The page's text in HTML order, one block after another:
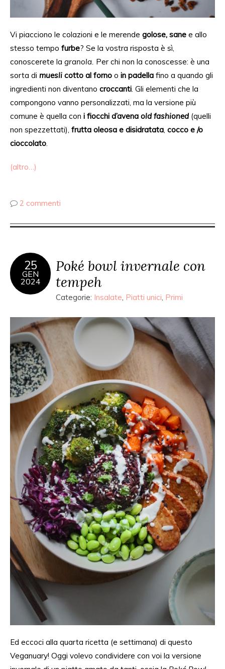
Vi piacciono le colazioni e le merende golose, sane e allo
stesso tempo furbe? Se la vostra risposta è sì,
conoscerete la granola. Per chi non la conoscesse: è una
sorta di muesli cotto al forno o in padella fino a quando gli
ingredienti non diventano croccanti. Gli elementi che la
compongono vanno personalizzati, ma la versione più
comune è quella con i fiocchi d’avena old fashioned (quelli
non spezzettati), frutta oleosa e disidratata, cocco e /o
cioccolato.
(altro…)
2 commenti
25
GEN
2024
Poké bowl invernale con
tempeh
Categorie: Insalate, Piatti unici, Primi
Ed eccoci alla quarta ricetta (e settimana) di questo
Veganuary! Oggi volevo condividere con voi la versione